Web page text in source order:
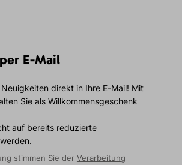
E-Mail
direkt in Ihre E-Mail! Mit
Sie als Willkommensgeschenk
auf bereits reduzierte
stimmen Sie der Verarbeitung